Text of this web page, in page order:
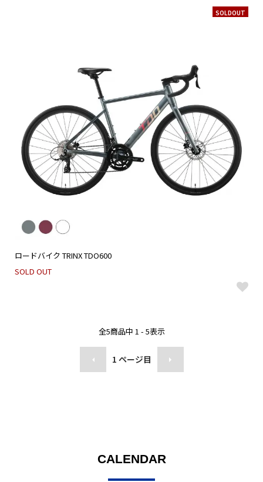
SOLDOUT
ロードバイク TRINX TDO600
SOLD OUT
全5商品中 1 - 5表示
1 ページ目
CALENDAR